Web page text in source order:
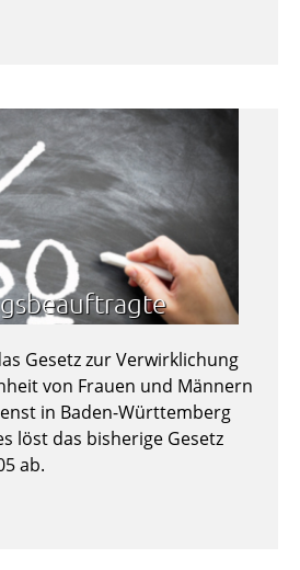
Gesetz zur Verwirklichung
von Frauen und Männern
in Baden-Württemberg
löst das bisherige Gesetz
ab.